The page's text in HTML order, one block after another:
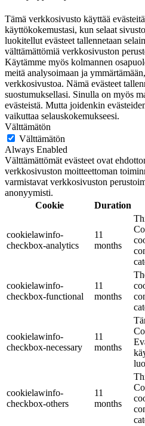
Tämä verkkosivusto käyttää
käyttökokemustasi, kun selaat
luokitellut evästeet tallennetaan
välttämättömiä verkkosivuston
Käytämme myös kolmannen
meitä analysoimaan ja
verkkosivustoa. Nämä evästeet
suostumuksellasi. Sinulla on myös
evästeistä. Mutta joidenkin
vaikuttaa selauskokemukseesi.
Välttämätön
Välttämätön
Always Enabled
Välttämättömät evästeet ovat
verkkosivuston moitteettoman
varmistavat verkkosivuston
anonyymisti.
Cookie
Duration
cookielawinfo-
checkbox-analytics
11
months
cookielawinfo-
checkbox-functional
11
months
cookielawinfo-
checkbox-necessary
11
months
cookielawinfo-
checkbox-others
11
months